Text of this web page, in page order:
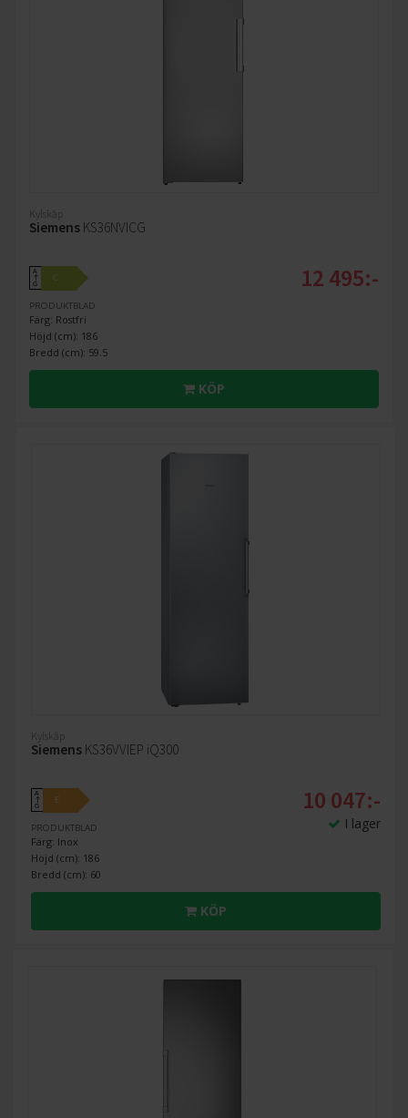
Kylskåp
Siemens KS36NVICG
A
↑
G
C
PRODUKTBLAD
Färg: Rostfri
Höjd (cm): 186
Bredd (cm): 59.5
12 495:-
KÖP
Kylskåp
Siemens KS36VVIEP iQ300
A
↑
G
E
PRODUKTBLAD
Färg: Inox
Höjd (cm): 186
Bredd (cm): 60
10 047:-
I lager
KÖP